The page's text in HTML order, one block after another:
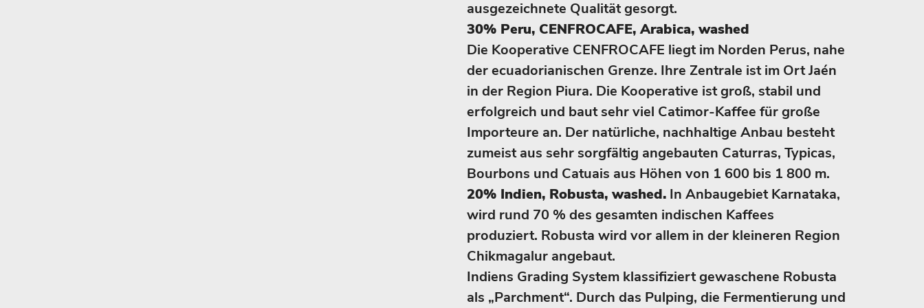
ausgezeichnete Qualität gesorgt.
30% Peru, CENFROCAFE, Arabica, washed
Die Kooperative CENFROCAFE liegt im Norden Perus, nahe
der ecuadorianischen Grenze. Ihre Zentrale ist im Ort Jaén
in der Region Piura. Die Kooperative ist groß, stabil und
erfolgreich und baut sehr viel Catimor-Kaffee für große
Importeure an. Der natürliche, nachhaltige Anbau besteht
zumeist aus sehr sorgfältig angebauten Caturras, Typicas,
Bourbons und Catuais aus Höhen von 1 600 bis 1 800 m.
20% Indien, Robusta, washed. In Anbaugebiet Karnataka,
wird rund 70 % des gesamten indischen Kaffees
produziert. Robusta wird vor allem in der kleineren Region
Chikmagalur angebaut.
Indiens Grading System klassifiziert gewaschene Robusta
als „Parchment“. Durch das Pulping, die Fermentierung und